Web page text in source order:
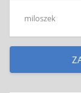
miloszek